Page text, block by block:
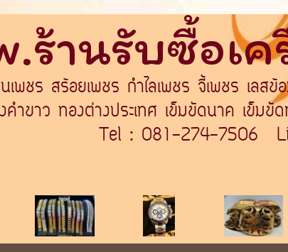
ร้านรับซื้อเ
พชร สร้อยเพชร กำไลเพชร จี้เพชร เลส
ำขาว ทองต่างประเทศ เข็มขัดนาค เข็มขั
Tel : 081-274-7506